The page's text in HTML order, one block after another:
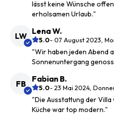
lässt keine Wünsche
erholsamen Urlaub."
LW Lena W.
5.0- 07 August 2023,
"Wir haben jeden Abend
Sonnenuntergang
FB Fabian B.
5.0- 23 Mai 2024,
"Die Ausstattung der
Küche war top modern."